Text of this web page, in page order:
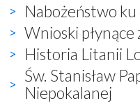
Nabożeństwo
Wnioski
Historia Litanii
Św. Stanisław
Niepokalanej